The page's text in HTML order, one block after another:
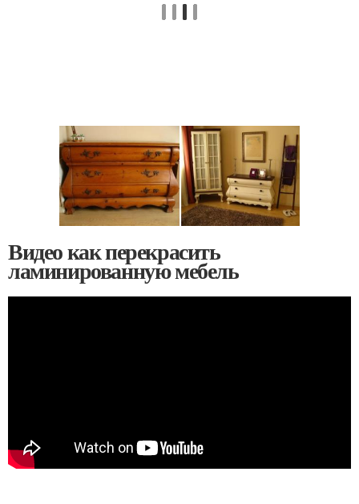
Видео как перекрасить
ламинированную мебель